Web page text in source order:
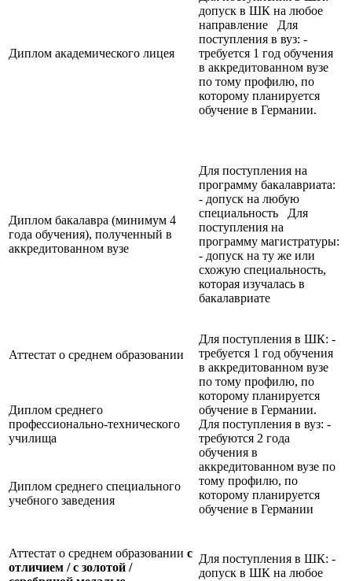
Диплом академического лицея
допуск в ШК на любое
направление Для
поступления в вуз: -
требуется 1 год обучения
в аккредитованном вузе
по тому профилю, по
которому планируется
обучение в Германии.
Диплом бакалавра (минимум 4
года обучения), полученный в
аккредитованном вузе
Для поступления на
программу бакалавриата:
- допуск на любую
специальность Для
поступления на
программу магистратуры:
- допуск на ту же или
схожую специальность,
которая изучалась в
бакалавриате
Аттестат о среднем образовании
Для поступления в ШК: -
требуется 1 год обучения
в аккредитованном вузе
по тому профилю, по
которому планируется
обучение в Германии.
Для поступления в вуз: -
требуются 2 года
обучения в
аккредитованном вузе по
тому профилю, по
которому планируется
обучение в Германии
Диплом среднего
профессионально-технического
училища
Диплом среднего специального
учебного заведения
Аттестат о среднем образовании с
отличием / с золотой /
Для поступления в ШК: -
допуск в ШК на любое